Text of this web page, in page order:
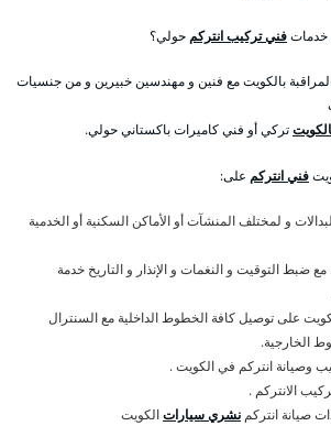
خدماتفني تركيب انتركم حولي؟
بالكويت مع فنين و مهندسين خبيرين و من جنسيات
تركي أو فني كاميرات باكستاني حولي.
فني انتركم على:
و لمختلف المنشآت أو الأماكن السكنية أو الخدمية
ضبط التوقيت و النغمات و الإنذار و التاريخ خدمة
على توصيل كافة الخطوط الداخلية مع السنترال
الخارجية.
وصيانة انتركم في الكويت .
صيانة انتركم نشري سياراتالكويت